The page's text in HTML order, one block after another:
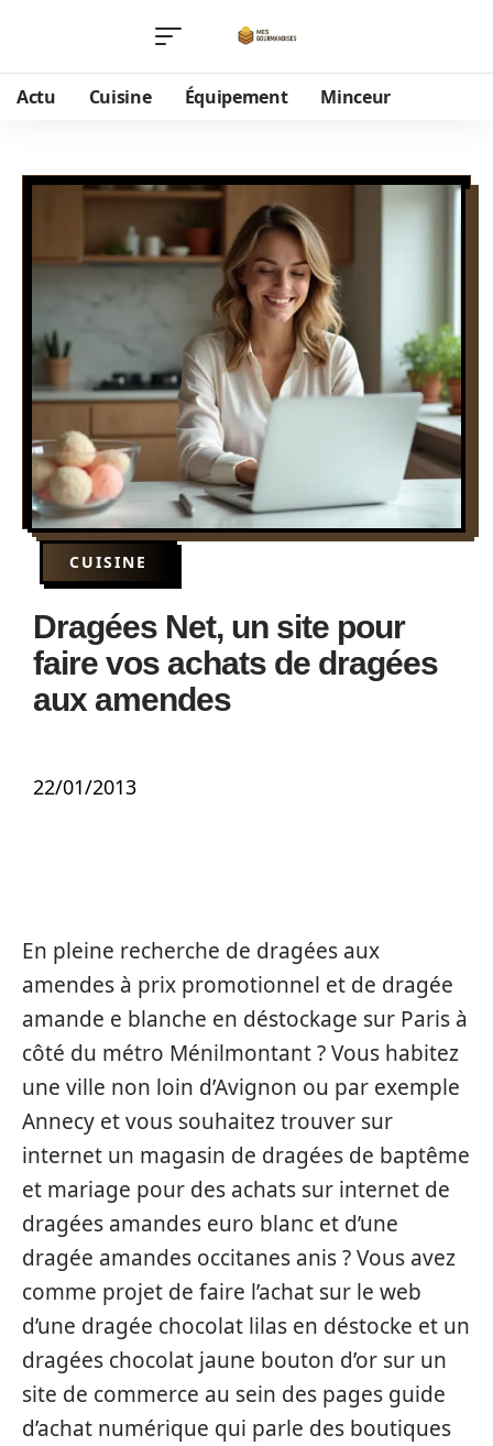
Actu Cuisine Équipement Minceur
CUISINE
Dragées Net, un site pour
faire vos achats de dragées
aux amendes
22/01/2013
En pleine recherche de dragées aux
amendes à prix promotionnel et de dragée
amande e blanche en déstockage sur Paris à
côté du métro Ménilmontant ? Vous habitez
une ville non loin d’Avignon ou par exemple
Annecy et vous souhaitez trouver sur
internet un magasin de dragées de baptême
et mariage pour des achats sur internet de
dragées amandes euro blanc et d’une
dragée amandes occitanes anis ? Vous avez
comme projet de faire l’achat sur le web
d’une dragée chocolat lilas en déstocke et un
dragées chocolat jaune bouton d’or sur un
site de commerce au sein des pages guide
d’achat numérique qui parle des boutiques